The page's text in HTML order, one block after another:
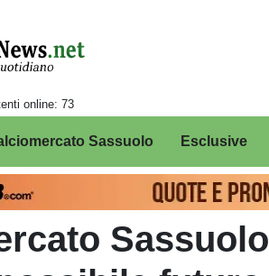
online: 73
Sassuolo Esclusive